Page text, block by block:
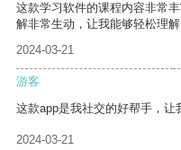
这款学习软件的课程内容非常
解非常生动，让我能够轻松理解
2024-03-21
游客
这款app是我社交的好帮手，让
2024-03-21